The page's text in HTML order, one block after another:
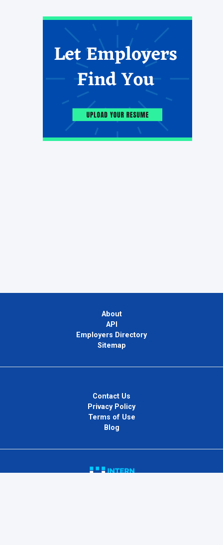
About
API
Employers Directory
Sitemap
Contact Us
Privacy Policy
Terms of Use
Blog